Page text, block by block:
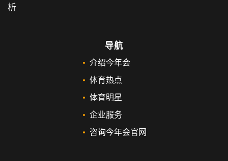
析
导航
介绍今年会
体育热点
体育明星
企业服务
咨询今年会官网